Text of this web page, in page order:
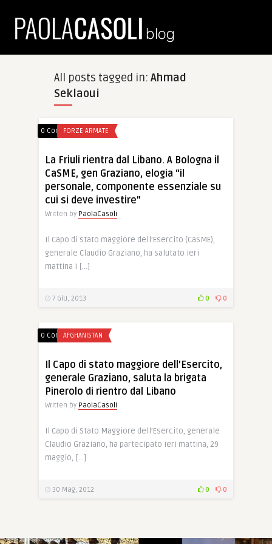
All posts tagged in: Ahmad
Seklaoui
0 CommentsFORZE ARMATE
La Friuli rientra dal Libano. A Bologna il
CaSME, gen Graziano, elogia “il
personale, componente essenziale su
cui si deve investire”
Written by PaolaCasoli
Il Capo di stato maggiore dell’Esercito (CaSME),
generale Claudio Graziano, ha salutato ieri
mattina i […]
7 Giu, 2013 0 0
0 CommentsAFGHANISTAN
Il Capo di stato maggiore dell’Esercito,
generale Graziano, saluta la brigata
Pinerolo di rientro dal Libano
Written by PaolaCasoli
Il Capo di Stato Maggiore dell’Esercito, generale
Claudio Graziano, ha partecipato ieri mattina, 29
maggio, […]
30 Mag, 2012 0 0